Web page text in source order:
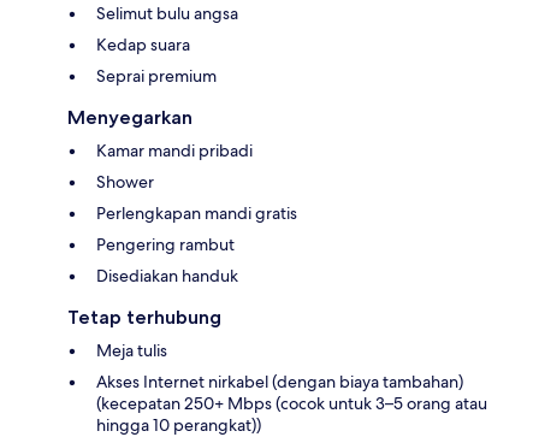
Selimut bulu angsa
Kedap suara
Seprai premium
Menyegarkan
Kamar mandi pribadi
Shower
Perlengkapan mandi gratis
Pengering rambut
Disediakan handuk
Tetap terhubung
Meja tulis
Akses Internet nirkabel (dengan biaya tambahan)
(kecepatan 250+ Mbps (cocok untuk 3–5 orang atau
hingga 10 perangkat))